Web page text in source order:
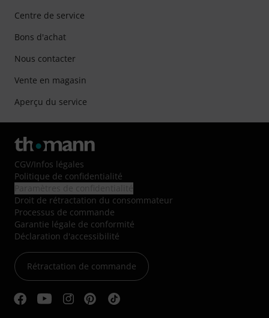
Centre de service
Bons d'achat
Nous contacter
Vente en magasin
Aperçu du service
CGV/Infos légales
Politique de confidentialité
Droit de rétractation du consommateur
Processus de commande
Garantie légale de conformité
Déclaration d'accessibilité
Rétractation de commande